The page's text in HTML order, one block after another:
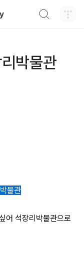
박물관
물관
어 석장리박물관으로